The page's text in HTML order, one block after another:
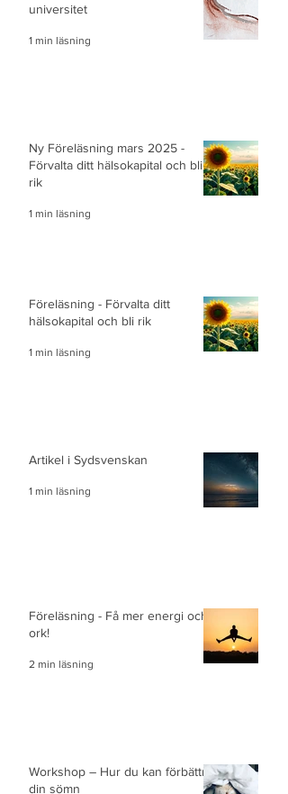
universitet
1 min läsning
Ny Föreläsning mars 2025 -
Förvalta ditt hälsokapital och bli
rik
1 min läsning
Föreläsning - Förvalta ditt
hälsokapital och bli rik
1 min läsning
Artikel i Sydsvenskan
1 min läsning
Föreläsning - Få mer energi och
ork!
2 min läsning
Workshop – Hur du kan förbättra
din sömn